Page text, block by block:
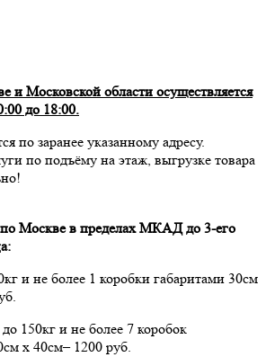
и Московской области осуществляется
до 18:00.
по заранее указанному адресу.
по подъёму на этаж, выгрузке товара
Москве в пределах МКАД до 3-его
и не более 1 коробки габаритами 30см
150кг и не более 7 коробок
х 40см– 1200 руб.